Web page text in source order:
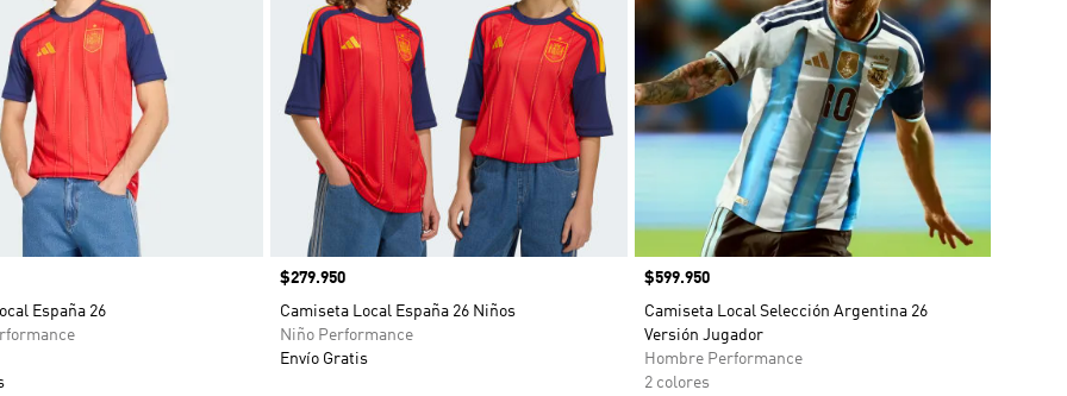
España 26
Precio
$279.950
Camiseta Local España 26 Niños
Niño Performance
Envío Gratis
Precio
$599.950
Camiseta Local Selección Argentina 26
Versión Jugador
Hombre Performance
2 colores